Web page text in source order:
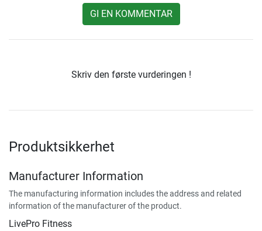
GI EN KOMMENTAR
Skriv den første vurderingen !
Produktsikkerhet
Manufacturer Information
The manufacturing information includes the address and related
information of the manufacturer of the product.
LivePro Fitness